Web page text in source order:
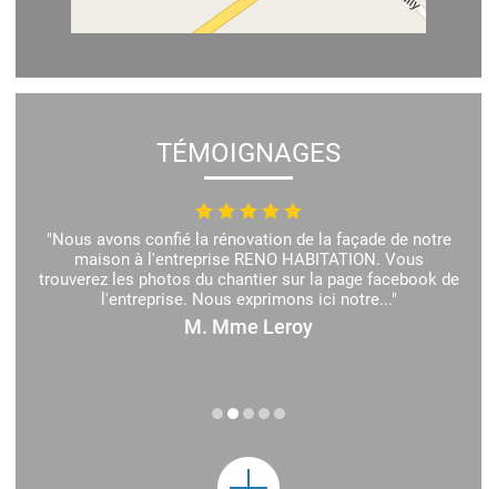
TÉMOIGNAGES
"Nous avons confié la rénovation de la façade de notre
maison à l'entreprise RENO HABITATION. Vous
trouverez les photos du chantier sur la page facebook de
l'entreprise. Nous exprimons ici notre..."
M. Mme Leroy